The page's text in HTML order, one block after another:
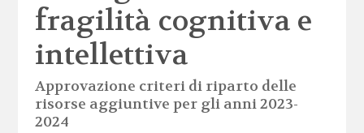
fragilità cognitiva e
intellettiva
Approvazione criteri di riparto delle
risorse aggiuntive per gli anni 2023-
2024